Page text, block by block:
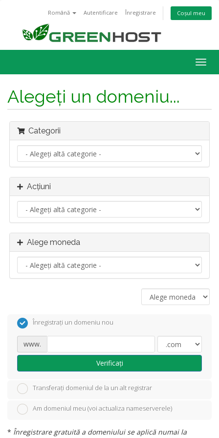
Română Autentificare Înregistrare Coșul meu
Alegeți un domeniu...
Categorii
Acțiuni
Alege moneda
Înregistrați un domeniu nou
www.
Verificați
Transferați domeniul de la un alt registrar
Am domeniul meu (voi actualiza nameserverele)
* Înregistrare gratuită a domeniului se aplică numai la